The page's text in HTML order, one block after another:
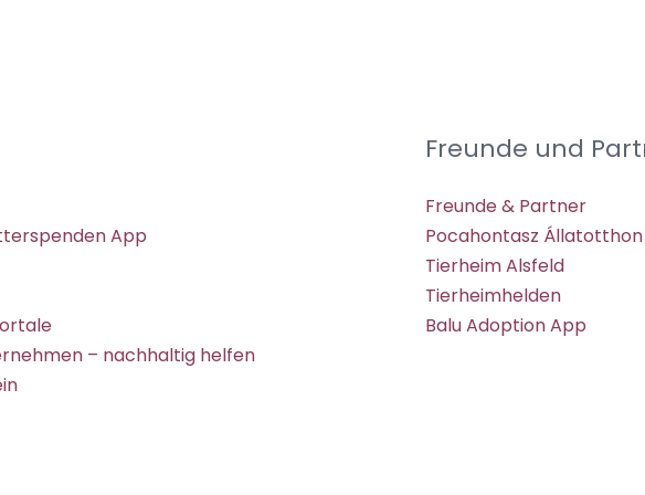
App
– nachhaltig helfen
Freunde und
Freunde & Partner
Pocahontasz Állatotthon
Tierheim Alsfeld
Tierheimhelden
Balu Adoption App